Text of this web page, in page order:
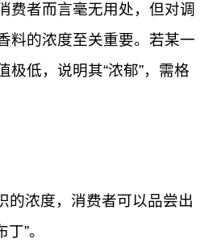
费者而言毫无用处，但对调
料的浓度至关重要。若某一
极低，说明其“浓郁”，需格
的浓度，消费者可以品尝出
”。